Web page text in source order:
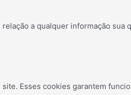
a qualquer informação
Esses cookies garantem